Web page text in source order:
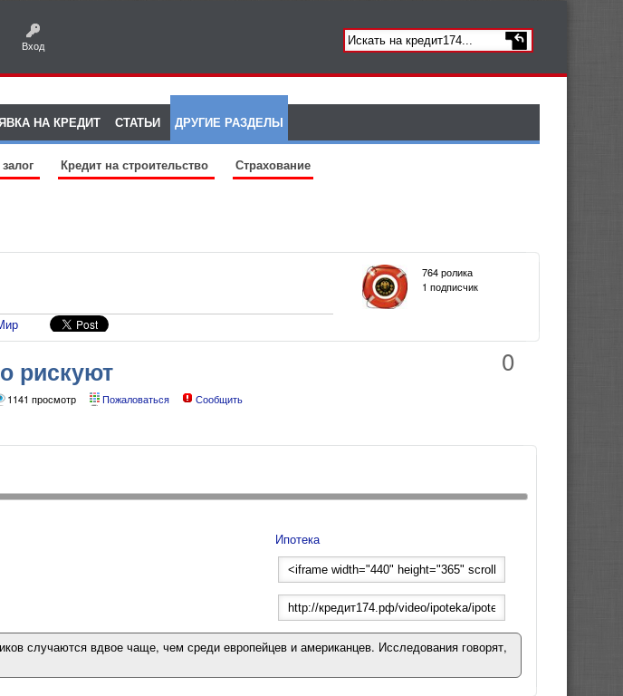
Вход
НА КРЕДИТ СТАТЬИ ДРУГИЕ РАЗДЕЛЫ
Кредит на строительство Страхование
764 ролика
1 подписчик
0
рискуют
1141 просмотр Пожаловаться Сообщить
Ипотека
случаются вдвое чаще, чем среди европейцев и американцев. Исследования говорят,